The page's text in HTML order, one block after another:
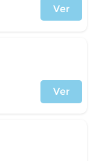
Ver
Ver